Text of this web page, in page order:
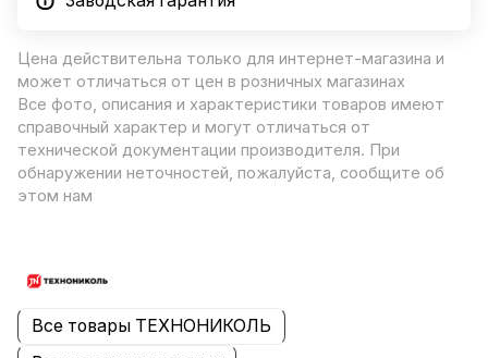
Цена действительна только для интернет-магазина и
может отличаться от цен в розничных магазинах
Все фото, описания и характеристики товаров имеют
справочный характер и могут отличаться от
технической документации производителя. При
обнаружении неточностей, пожалуйста, сообщите об
этом нам
Все товары ТЕХНОНИКОЛЬ